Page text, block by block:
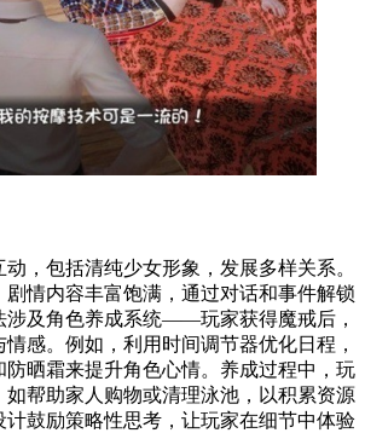
，包括清纯少女形象，发展多样关系。
情内容丰富饱满，通过对话和事件解锁
涉及角色养成系统——玩家获得魔戒后，
感。例如，利用时间调节器优化日程，
防晒霜来提升角色心情。养成过程中，玩
如帮助家人购物或清理泳池，以积累资源
计鼓励策略性思考，让玩家在细节中体验